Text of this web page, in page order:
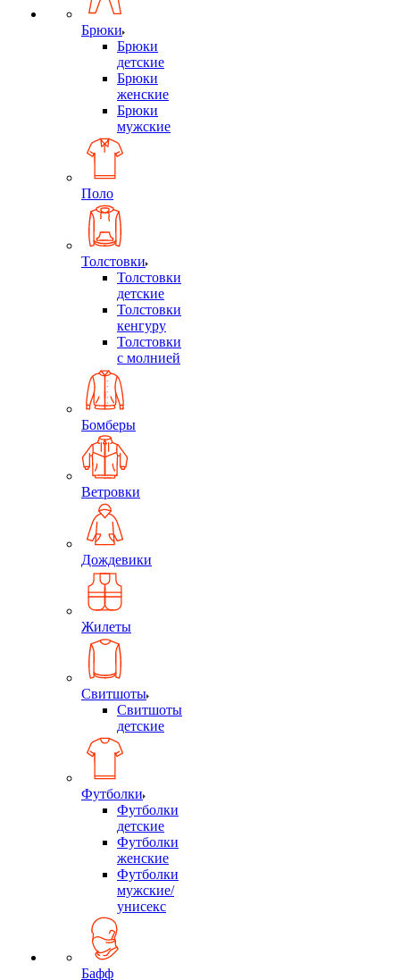
Брюки
Брюки
детские
Брюки
женские
Брюки
мужские
Поло
Толстовки
Толстовки
детские
Толстовки
кенгуру
Толстовки
с молнией
Бомберы
Ветровки
Дождевики
Жилеты
Свитшоты
Свитшоты
детские
Футболки
Футболки
детские
Футболки
женские
Футболки
мужские/
унисекс
Бафф